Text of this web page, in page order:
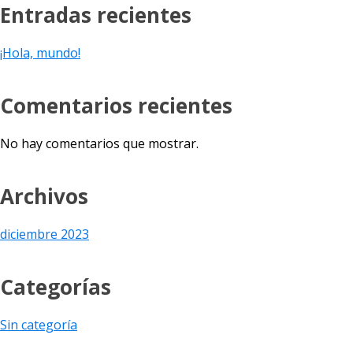
Entradas recientes
¡Hola, mundo!
Comentarios recientes
No hay comentarios que mostrar.
Archivos
diciembre 2023
Categorías
Sin categoría